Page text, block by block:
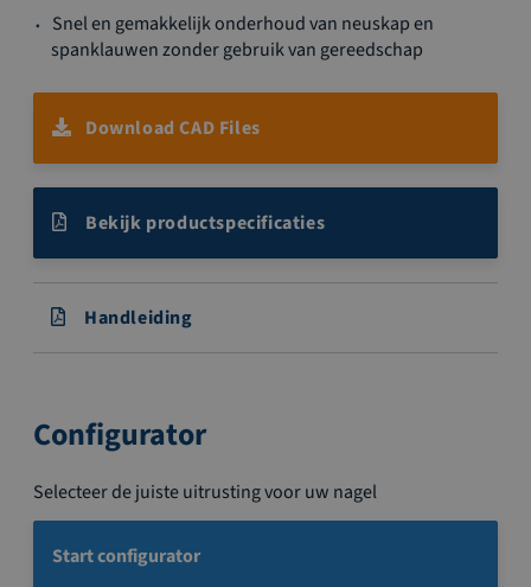
Snel en gemakkelijk onderhoud van neuskap en
spanklauwen zonder gebruik van gereedschap
Download CAD Files
Bekijk productspecificaties
Handleiding
Configurator
Selecteer de juiste uitrusting voor uw nagel
Start configurator